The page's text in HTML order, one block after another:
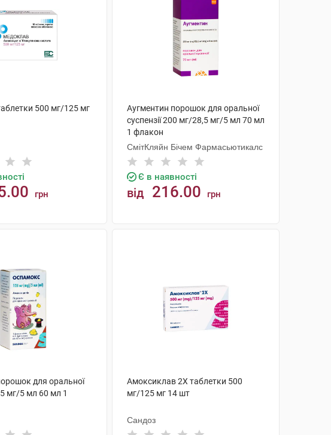
500 мг/125 мг
грн
Аугментин порошок для оральної
суспензії 200 мг/28,5 мг/5 мл 70 мл
1 флакон
СмітКляйн Бічем Фармасьютикалс
Є в наявності
від 216.00 грн
для оральної
мг/5 мл 60 мл 1
Амоксиклав 2Х таблетки 500
мг/125 мг 14 шт
Сандоз